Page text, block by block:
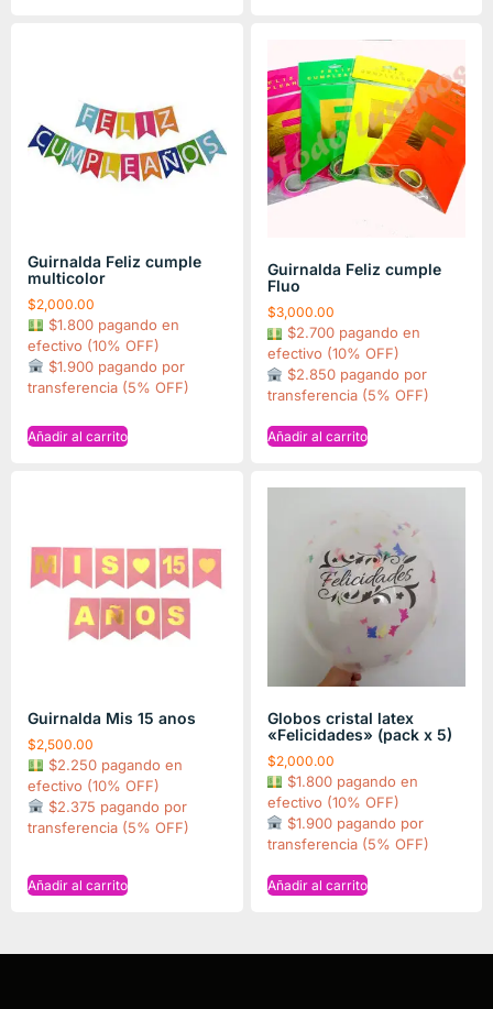
Guirnalda Feliz cumple
multicolor
$2,000.00
$1.800 pagando en
efectivo (10% OFF)
$1.900 pagando por
transferencia (5% OFF)
Añadir al carrito
Guirnalda Feliz cumple
Fluo
$3,000.00
$2.700 pagando en
efectivo (10% OFF)
$2.850 pagando por
transferencia (5% OFF)
Añadir al carrito
Guirnalda Mis 15 anos
$2,500.00
$2.250 pagando en
efectivo (10% OFF)
$2.375 pagando por
transferencia (5% OFF)
Añadir al carrito
Globos cristal latex
«Felicidades» (pack x 5)
$2,000.00
$1.800 pagando en
efectivo (10% OFF)
$1.900 pagando por
transferencia (5% OFF)
Añadir al carrito